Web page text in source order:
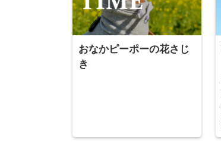
おなかピーポーの花さじ
き